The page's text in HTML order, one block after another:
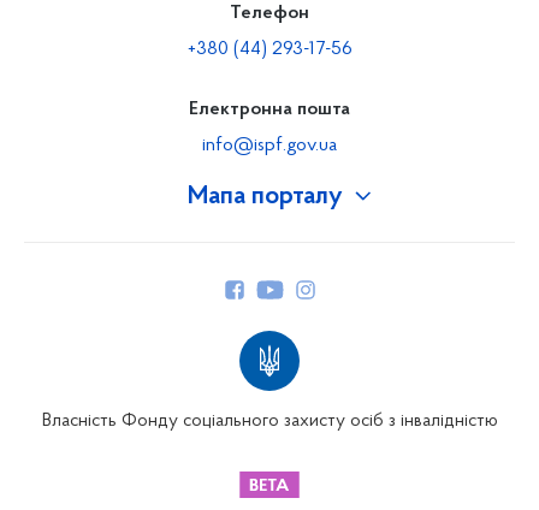
Мапа порталу
Телефон
+380 (44) 293-17-56
Електронна пошта
info@ispf.gov.ua
Власність Фонду соціального захисту осіб з інвалідністю